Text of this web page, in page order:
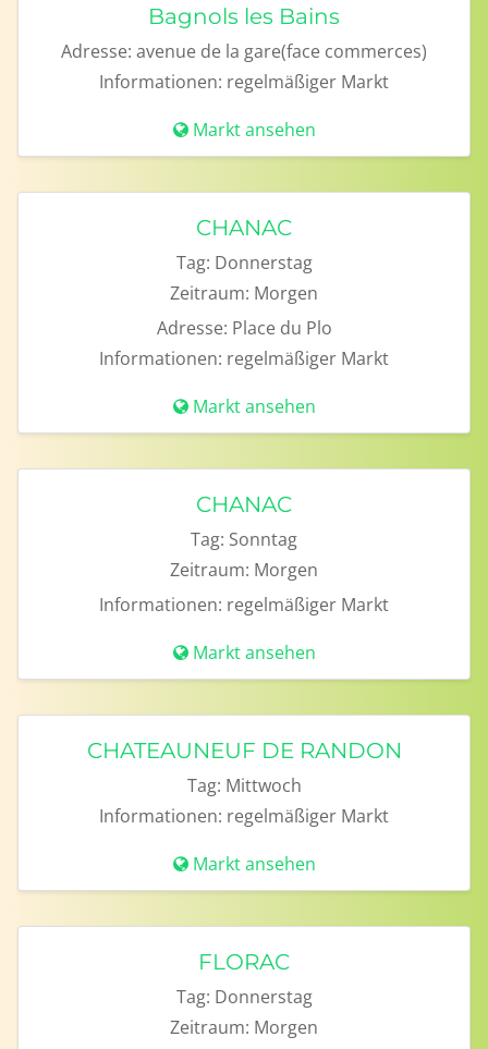
Bagnols les Bains
Adresse: avenue de la gare(face commerces)
Informationen: regelmäßiger Markt
Markt ansehen
CHANAC
Tag: Donnerstag
Zeitraum: Morgen
Adresse: Place du Plo
Informationen: regelmäßiger Markt
Markt ansehen
CHANAC
Tag: Sonntag
Zeitraum: Morgen
Informationen: regelmäßiger Markt
Markt ansehen
CHATEAUNEUF DE RANDON
Tag: Mittwoch
Informationen: regelmäßiger Markt
Markt ansehen
FLORAC
Tag: Donnerstag
Zeitraum: Morgen